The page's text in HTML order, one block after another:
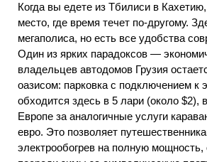
Когда вы едете из Тбилиси в
место, где время течет по-другому.
мегаполиса, но есть все удобства
Один из ярких парадоксов —
владельцев автодомов Грузия
оазисом: парковка с подключением к
обходится здесь в 5 лари (около $2),
Европе за аналогичные услуги
евро. Это позволяет
электрообогрев на полную мощность,